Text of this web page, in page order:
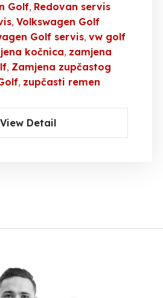
Golf Redovan servis
Volkswagen Golf
Golf servis vw golf
kočnica zamjena
Zamjena zupčastog
zupčasti remen
View Detail